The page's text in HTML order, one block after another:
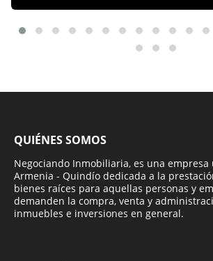
QUIÉNES SOMOS
Negociando Inmobiliaria, es una empresa
Armenia - Quindío dedicada a la
bienes raíces para aquellas personas y
demanden la compra, venta y
inmuebles e inversiones en general.